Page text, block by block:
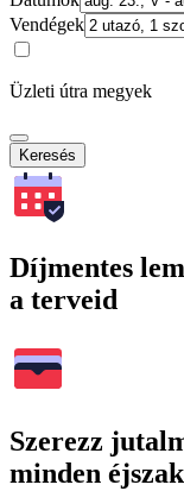
Vendégek
Üzleti útra megyek
Keresés
Díjmentes
a terveid
Szerezz
minden